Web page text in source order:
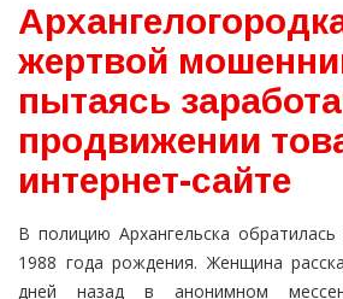
жертвой
пытаясь
продвижении
интернет-сайте
В полицию Архангельска
1988 года рождения. Женщина
дней назад в анонимном